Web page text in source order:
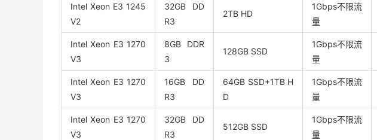
Intel Xeon E3 1245
V2
32GB DD
R3
2TB HD
1Gbps不限流
量
Intel Xeon E3 1270
V3
8GB DDR
3
128GB SSD
1Gbps不限流
量
Intel Xeon E3 1270
V3
16GB DD
R3
64GB SSD+1TB H
D
1Gbps不限流
量
Intel Xeon E3 1270
V3
32GB DD
R3
512GB SSD
1Gbps不限流
量